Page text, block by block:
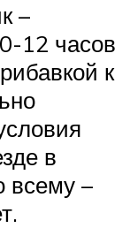
–
12 часов
к
в
всему –